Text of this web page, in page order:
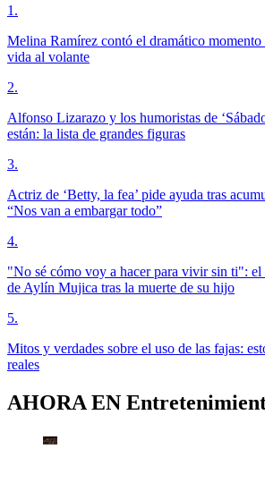
1 .
Melina Ramírez contó el dramático momento
vida al volante
2.
Alfonso Lizarazo y los humoristas de
están: la lista de grandes figuras
3.
Actriz de ‘Betty, la fea’ pide ayuda tras
“Nos van a embargar todo”
4.
"No sé cómo voy a hacer para vivir sin ti": el
de Aylín Mujica tras la muerte de su hijo
5.
Mitos y verdades sobre el uso de las fajas:
reales
AHORA EN